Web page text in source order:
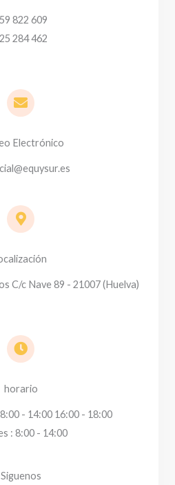
822 609
284 462
Electrónico
C/c Nave 89 - 21007 (Huelva)
horario
- 14:00 16:00 - 18:00
: 8:00 - 14:00
Siguenos